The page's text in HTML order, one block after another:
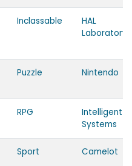
Inclassable
HAL
Laboratory
Puzzle Nintendo
RPG
Intelligent
Systems
Sport Camelot